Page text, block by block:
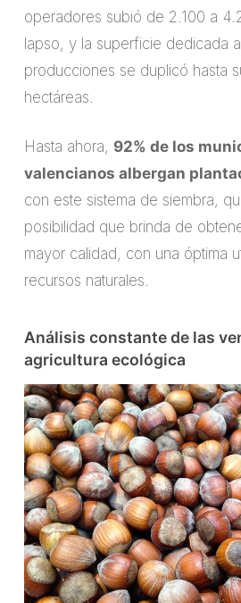
operadores subió de 2.100 a
lapso, y la superficie dedicada
producciones se duplicó hasta
hectáreas.
Hasta ahora, 92% de los
valencianos albergan
con este sistema de siembra,
posibilidad que brinda de
mayor calidad, con una óptima
recursos naturales.
Análisis constante de las
agricultura ecológica